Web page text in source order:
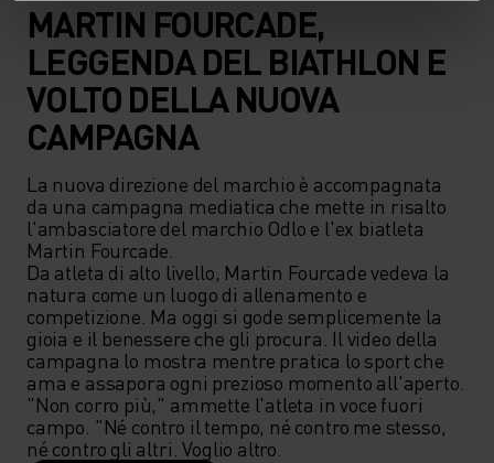
MARTIN FOURCADE,
LEGGENDA DEL BIATHLON E
VOLTO DELLA NUOVA
CAMPAGNA
La nuova direzione del marchio è accompagnata
da una campagna mediatica che mette in risalto
l'ambasciatore del marchio Odlo e l'ex biatleta
Martin Fourcade.
Da atleta di alto livello, Martin Fourcade vedeva la
natura come un luogo di allenamento e
competizione. Ma oggi si gode semplicemente la
gioia e il benessere che gli procura. Il video della
campagna lo mostra mentre pratica lo sport che
ama e assapora ogni prezioso momento all'aperto.
"Non corro più," ammette l'atleta in voce fuori
campo. "Né contro il tempo, né contro me stesso,
né contro gli altri. Voglio altro.